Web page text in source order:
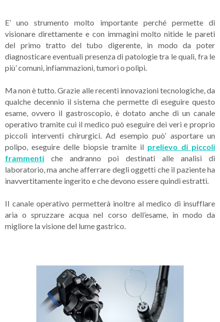
E’ uno strumento molto importante perché permette di
visionare direttamente e con immagini molto nitide le pareti
del primo tratto del tubo digerente, in modo da poter
diagnosticare eventuali presenza di patologie tra le quali, fra le
più’ comuni, infiammazioni, tumori o polipi.
Ma non è tutto. Grazie alle recenti innovazioni tecnologiche, da
qualche decennio il sistema che permette di eseguire questo
esame, ovvero il gastroscopio, è dotato anche di un canale
operativo tramite cui il medico può eseguire dei veri e proprio
piccoli interventi chirurgici. Ad esempio può’ asportare un
polipo, eseguire delle biopsie tramite il prelievo di piccoli
frammenti che andranno poi destinati alle analisi di
laboratorio, ma anche afferrare degli oggetti che il paziente ha
inavvertitamente ingerito e che devono essere quindi estratti.
Il canale operativo permetterà inoltre al medico di insufflare
aria o spruzzare acqua nel corso dell’esame, in modo da
migliore la visione del lume gastrico.